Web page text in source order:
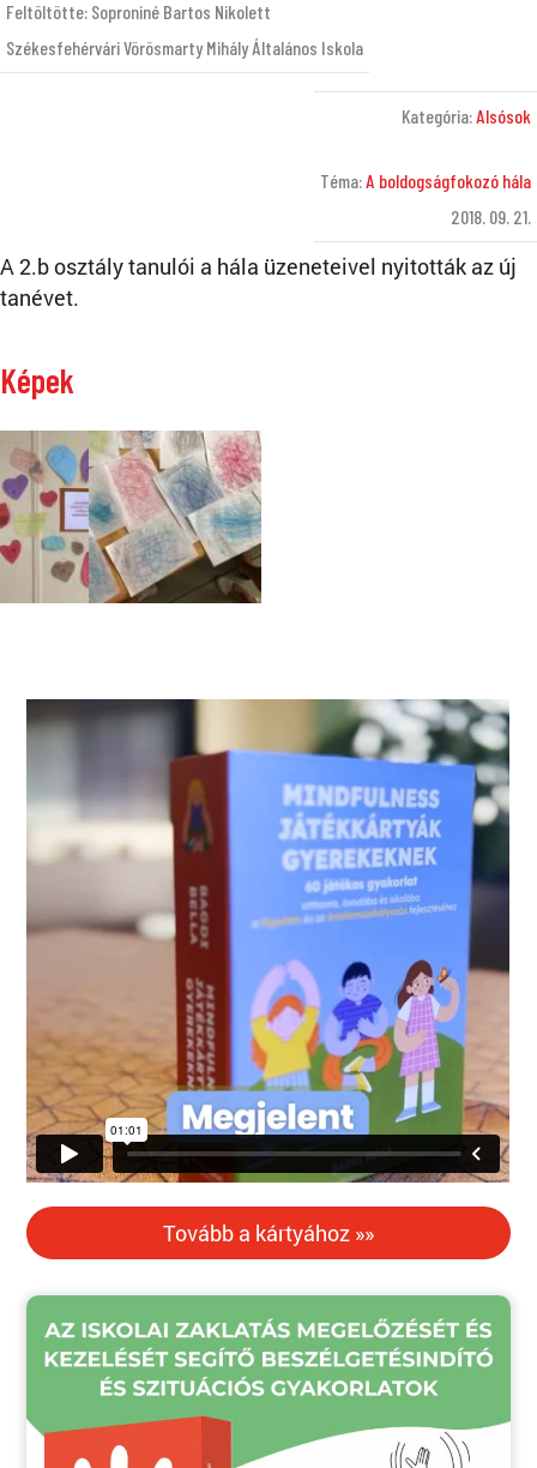
Feltöltötte: Soproniné Bartos Nikolett
Székesfehérvári Vörösmarty Mihály Általános Iskola
Kategória:Alsósok
Téma:A boldogságfokozó hála
2018. 09. 21.
A 2.b osztály tanulói a hála üzeneteivel nyitották az új
tanévet.
Képek
Tovább a kártyához »»